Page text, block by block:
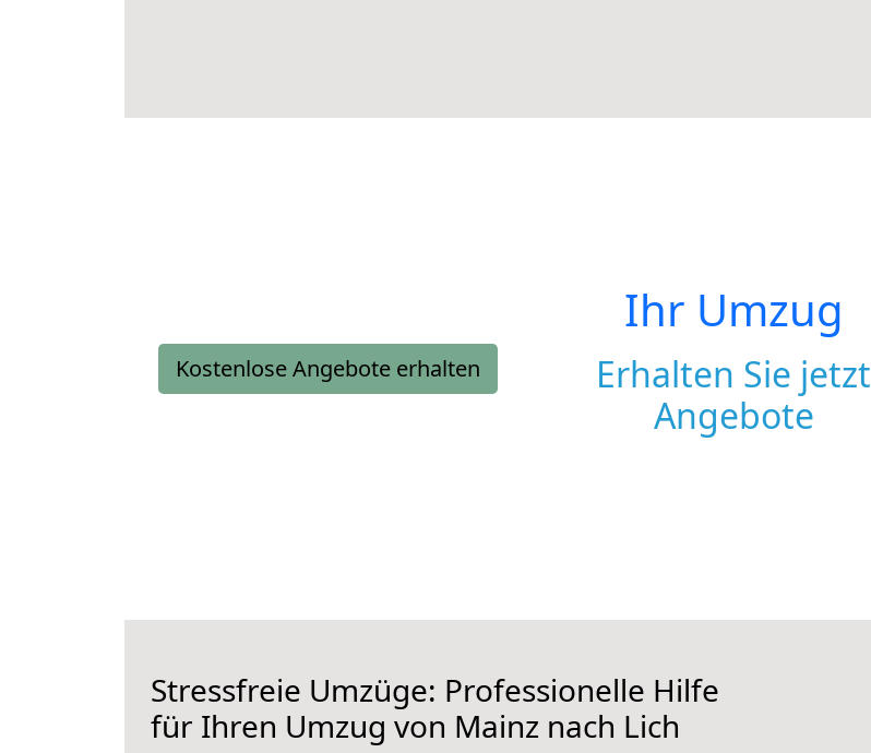
Kostenlose Angebote erhalten
Ihr Umzug
Erhalten Sie jetzt
Angebote
Stressfreie Umzüge: Professionelle Hilfe
für Ihren Umzug von Mainz nach Lich